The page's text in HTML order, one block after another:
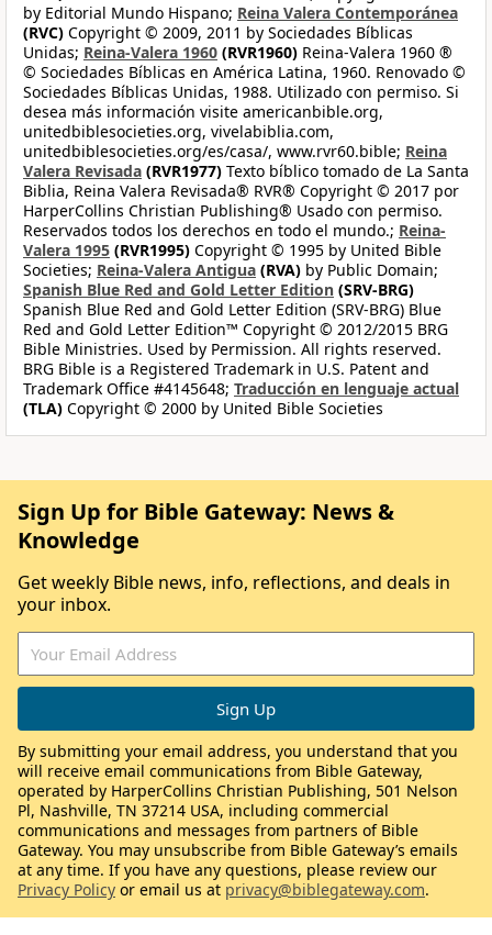
by Editorial Mundo Hispano; Reina Valera Contemporánea
(RVC) Copyright © 2009, 2011 by Sociedades Bíblicas
Unidas; Reina-Valera 1960 (RVR1960) Reina-Valera 1960 ®
© Sociedades Bíblicas en América Latina, 1960. Renovado ©
Sociedades Bíblicas Unidas, 1988. Utilizado con permiso. Si
desea más información visite americanbible.org,
unitedbiblesocieties.org, vivelabiblia.com,
unitedbiblesocieties.org/es/casa/, www.rvr60.bible; Reina
Valera Revisada (RVR1977) Texto bíblico tomado de La Santa
Biblia, Reina Valera Revisada® RVR® Copyright © 2017 por
HarperCollins Christian Publishing® Usado con permiso.
Reservados todos los derechos en todo el mundo.; Reina-
Valera 1995 (RVR1995) Copyright © 1995 by United Bible
Societies; Reina-Valera Antigua (RVA) by Public Domain;
Spanish Blue Red and Gold Letter Edition (SRV-BRG)
Spanish Blue Red and Gold Letter Edition (SRV-BRG) Blue
Red and Gold Letter Edition™ Copyright © 2012/2015 BRG
Bible Ministries. Used by Permission. All rights reserved.
BRG Bible is a Registered Trademark in U.S. Patent and
Trademark Office #4145648; Traducción en lenguaje actual
(TLA) Copyright © 2000 by United Bible Societies
Sign Up for Bible Gateway: News &
Knowledge
Get weekly Bible news, info, reflections, and deals in
your inbox.
By submitting your email address, you understand that you
will receive email communications from Bible Gateway,
operated by HarperCollins Christian Publishing, 501 Nelson
Pl, Nashville, TN 37214 USA, including commercial
communications and messages from partners of Bible
Gateway. You may unsubscribe from Bible Gateway’s emails
at any time. If you have any questions, please review our
Privacy Policy or email us at privacy@biblegateway.com.